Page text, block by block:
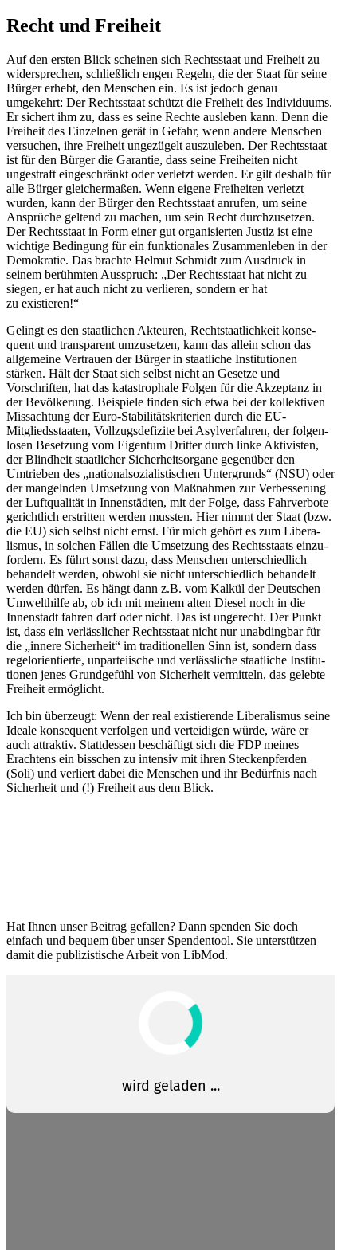
Recht und Freiheit
Auf den ersten Blick scheinen sich Rechts­staat und Freiheit zu
wider­sprechen, schließlich engen Regeln, die der Staat für seine
Bürger erhebt, den Menschen ein. Es ist jedoch genau
umgekehrt: Der Rechts­staat schützt die Freiheit des Indivi­duums.
Er sichert ihm zu, dass es seine Rechte ausleben kann. Denn die
Freiheit des Einzelnen gerät in Gefahr, wenn andere Menschen
versuchen, ihre Freiheit ungezügelt auszu­leben. Der Rechts­staat
ist für den Bürger die Garantie, dass seine Freiheiten nicht
ungestraft einge­schränkt oder verletzt werden. Er gilt deshalb für
alle Bürger gleicher­maßen. Wenn eigene Freiheiten verletzt
wurden, kann der Bürger den Rechts­staat anrufen, um seine
Ansprüche geltend zu machen, um sein Recht durch­zu­setzen.
Der Rechts­staat in Form einer gut organi­sierten Justiz ist eine
wichtige Bedingung für ein funktio­nales Zusam­men­leben in der
Demokratie. Das brachte Helmut Schmidt zum Ausdruck in
seinem berühmten Ausspruch: „Der Rechts­staat hat nicht zu
siegen, er hat auch nicht zu verlieren, sondern er hat
zu existieren!“
Gelingt es den staat­lichen Akteuren, Recht­staat­lichkeit konse­
quent und trans­parent umzusetzen, kann das allein schon das
allge­meine Vertrauen der Bürger in staat­liche Insti­tu­tionen
stärken. Hält der Staat sich selbst nicht an Gesetze und
Vorschriften, hat das katastro­phale Folgen für die Akzeptanz in
der Bevöl­kerung. Beispiele finden sich etwa bei der kollek­tiven
Missachtung der Euro-Stabi­li­täts­kri­terien durch die EU-
Mitglieds­staaten, Vollzugs­de­fizite bei Asylver­fahren, der folgen­
losen Besetzung vom Eigentum Dritter durch linke Aktivisten,
der Blindheit staat­licher Sicher­heits­organe gegenüber den
Umtrieben des „natio­nal­so­zia­lis­ti­schen Unter­grunds“ (NSU) oder
der mangelnden Umsetzung von Maßnahmen zur Verbes­serung
der Luftqua­lität in Innen­städten, mit der Folge, dass Fahrverbote
gerichtlich erstritten werden mussten. Hier nimmt der Staat (bzw.
die EU) sich selbst nicht ernst. Für mich gehört es zum Libera­
lismus, in solchen Fällen die Umsetzung des Rechts­staats einzu­
fordern. Es führt sonst dazu, dass Menschen unter­schiedlich
behandelt werden, obwohl sie nicht unter­schiedlich behandelt
werden dürfen. Es hängt dann z.B. vom Kalkül der Deutschen
Umwelt­hilfe ab, ob ich mit meinem alten Diesel noch in die
Innen­stadt fahren darf oder nicht. Das ist ungerecht. Der Punkt
ist, dass ein verläss­licher Rechts­staat nicht nur unabdingbar für
die „innere Sicherheit“ im tradi­tio­nellen Sinn ist, sondern dass
regel­ori­en­tierte, unpar­tei­ische und verläss­liche staat­liche Insti­tu­
tionen jenes Grund­gefühl von Sicherheit vermitteln, das gelebte
Freiheit ermöglicht.
Ich bin überzeugt: Wenn der real existie­rende Libera­lismus seine
Ideale konse­quent verfolgen und vertei­digen würde, wäre er
auch attraktiv. Statt­dessen beschäftigt sich die FDP meines
Erachtens ein bisschen zu intensiv mit ihren Stecken­pferden
(Soli) und verliert dabei die Menschen und ihr Bedürfnis nach
Sicherheit und (!) Freiheit aus dem Blick.
Hat Ihnen unser Beitrag gefallen? Dann spenden Sie doch
einfach und bequem über unser Spendentool. Sie unter­stützen
damit die publi­zis­tische Arbeit von LibMod.